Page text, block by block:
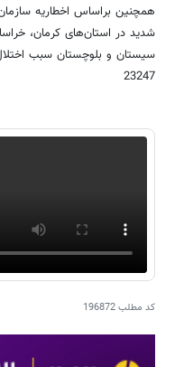
همچنین براساس اخطاریه
شدید در استان‌های کرمان،
سیستان و بلوچستان سبب
23247
کد مطلب196872